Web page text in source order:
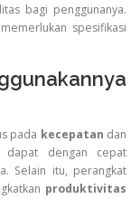
bagi penggunanya.
spesifikasi
pada kecepatan dan
dapat dengan cepat
Selain itu, perangkat
produktivitas